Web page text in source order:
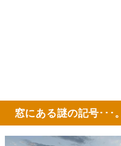
窓にある謎の記号･･･。